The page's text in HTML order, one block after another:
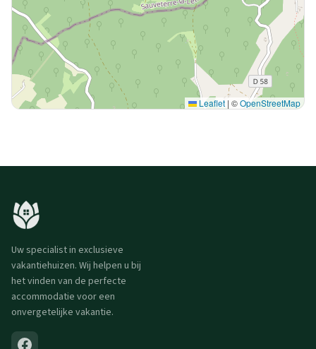
Leaflet | ©OpenStreetMap
Uw specialist in exclusieve
vakantiehuizen. Wij helpen u bij
het vinden van de perfecte
accommodatie voor een
onvergetelijke vakantie.